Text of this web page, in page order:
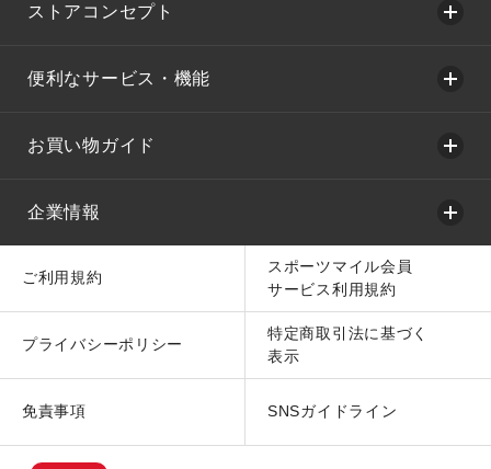
ストアコンセプト
便利なサービス・機能
お買い物ガイド
企業情報
ご利用規約
スポーツマイル会員
サービス利用規約
プライバシーポリシー
特定商取引法に基づく
表示
免責事項 SNSガイドライン